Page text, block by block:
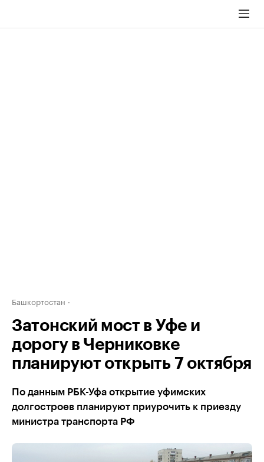
Башкортостан
Затонский мост в Уфе и
дорогу в Черниковке
планируют открыть 7 октября
По данным РБК-Уфа открытие уфимских
долгостроев планируют приурочить к приезду
министра транспорта РФ